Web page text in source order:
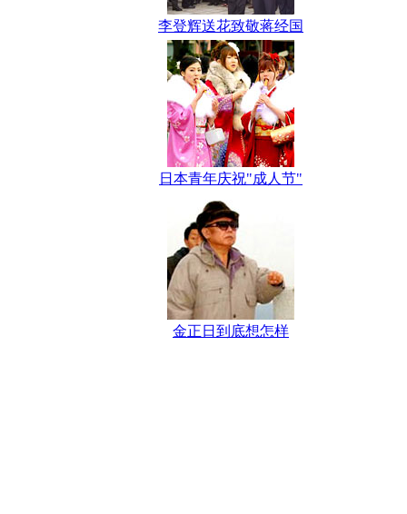
李登辉送花致敬蒋经国
日本青年庆祝"成人节"
金正日到底想怎样